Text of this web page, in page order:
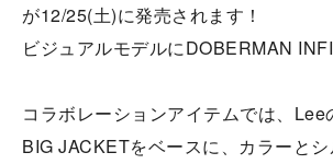
が12/25(土)に発売されます！
ビジュアルモデルにDOBERMAN
コラボレーションアイテムでは、
BIG JACKETをベースに、カラーと